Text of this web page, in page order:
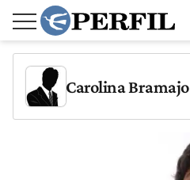
Carolina Bramajo